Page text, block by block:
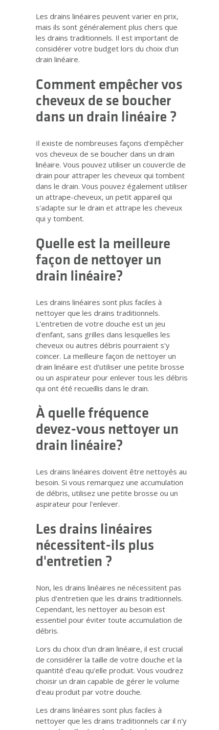
Les drains linéaires peuvent varier en prix,
mais ils sont généralement plus chers que
les drains traditionnels. Il est important de
considérer votre budget lors du choix d'un
drain linéaire.
Comment empêcher vos
cheveux de se boucher
dans un drain linéaire ?
Il existe de nombreuses façons d'empêcher
vos cheveux de se boucher dans un drain
linéaire. Vous pouvez utiliser un couvercle de
drain pour attraper les cheveux qui tombent
dans le drain. Vous pouvez également utiliser
un attrape-cheveux, un petit appareil qui
s'adapte sur le drain et attrape les cheveux
qui y tombent.
Quelle est la meilleure
façon de nettoyer un
drain linéaire?
Les drains linéaires sont plus faciles à
nettoyer que les drains traditionnels.
L'entretien de votre douche est un jeu
d'enfant, sans grilles dans lesquelles les
cheveux ou autres débris pourraient s'y
coincer. La meilleure façon de nettoyer un
drain linéaire est d'utiliser une petite brosse
ou un aspirateur pour enlever tous les débris
qui ont été recueillis dans le drain.
À quelle fréquence
devez-vous nettoyer un
drain linéaire?
Les drains linéaires doivent être nettoyés au
besoin. Si vous remarquez une accumulation
de débris, utilisez une petite brosse ou un
aspirateur pour l'enlever.
Les drains linéaires
nécessitent-ils plus
d'entretien ?
Non, les drains linéaires ne nécessitent pas
plus d'entretien que les drains traditionnels.
Cependant, les nettoyer au besoin est
essentiel pour éviter toute accumulation de
débris.
Lors du choix d'un drain linéaire, il est crucial
de considérer la taille de votre douche et la
quantité d'eau qu'elle produit. Vous voudrez
choisir un drain capable de gérer le volume
d'eau produit par votre douche.
Les drains linéaires sont plus faciles à
nettoyer que les drains traditionnels car il n'y